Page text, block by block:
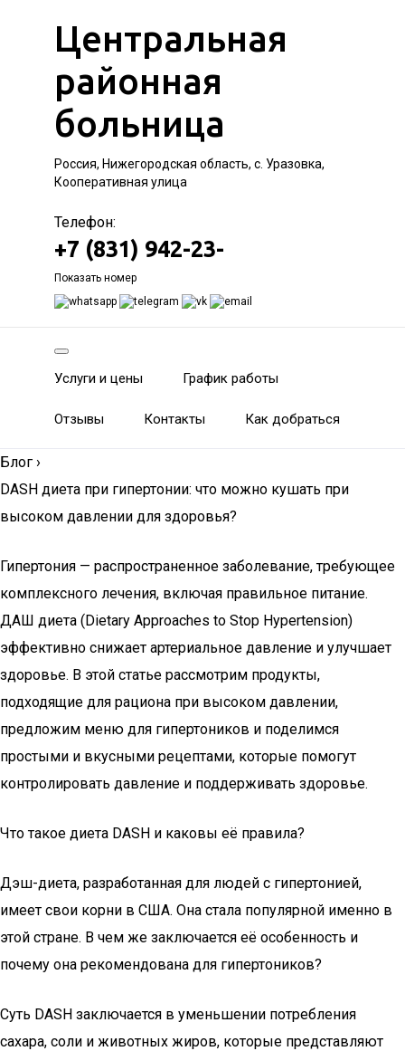
Центральная
районная
больница
Россия, Нижегородская область, с. Уразовка,
Кооперативная улица
Телефон:
+7 (831) 942-23-
Показать номер
Услуги и цены График работы
Отзывы Контакты Как добраться
Блог ›
DASH диета при гипертонии: что можно кушать при
высоком давлении для здоровья?
Гипертония — распространенное заболевание, требующее
комплексного лечения, включая правильное питание.
ДАШ диета (Dietary Approaches to Stop Hypertension)
эффективно снижает артериальное давление и улучшает
здоровье. В этой статье рассмотрим продукты,
подходящие для рациона при высоком давлении,
предложим меню для гипертоников и поделимся
простыми и вкусными рецептами, которые помогут
контролировать давление и поддерживать здоровье.
Что такое диета DASH и каковы её правила?
Дэш-диета, разработанная для людей с гипертонией,
имеет свои корни в США. Она стала популярной именно в
этой стране. В чем же заключается её особенность и
почему она рекомендована для гипертоников?
Суть DASH заключается в уменьшении потребления
сахара, соли и животных жиров, которые представляют